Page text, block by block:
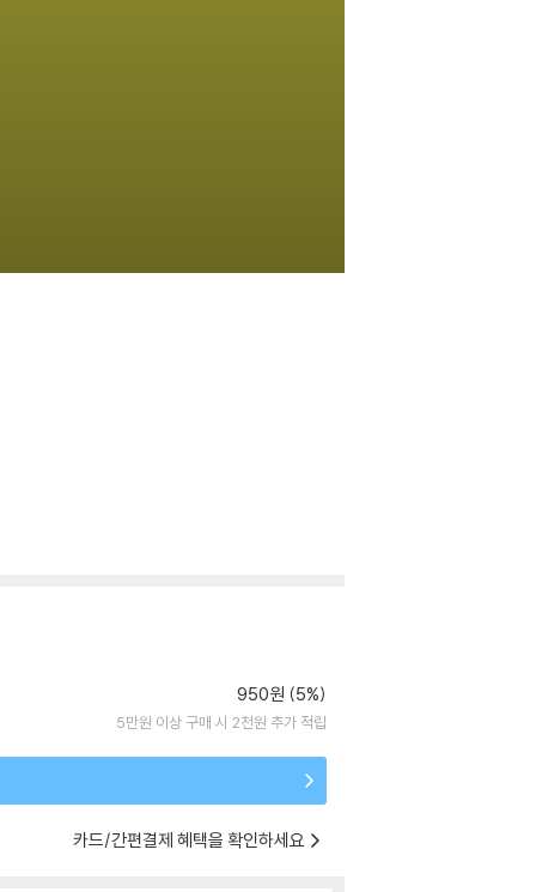
950원 (5%)
5만원 이상 구매 시 2천원 추가 적립
카드/간편결제 혜택을 확인하세요